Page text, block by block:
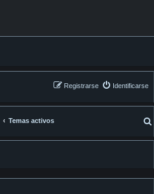
Identificarse
Registrarse
Temas activos